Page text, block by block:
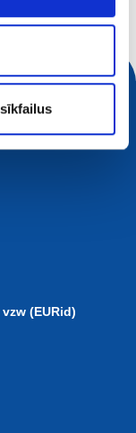
(EURid)